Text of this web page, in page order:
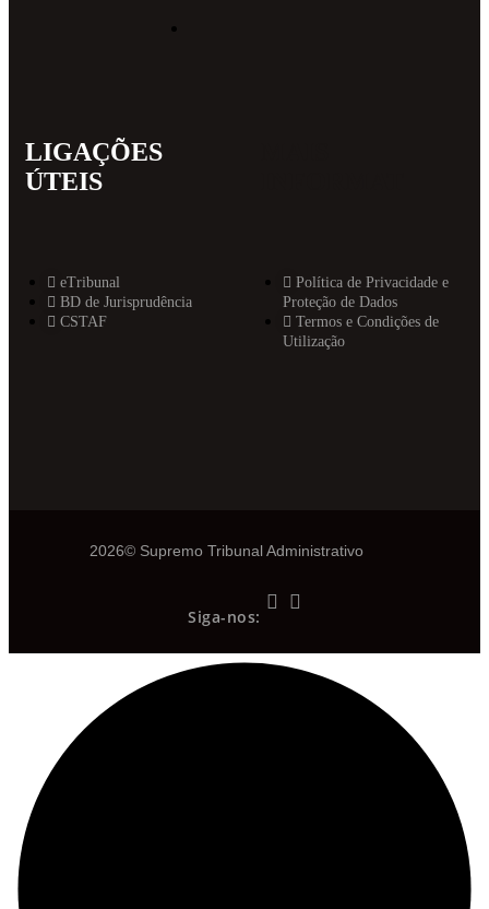
LIGAÇÕES
ÚTEIS
eTribunal
BD de Jurisprudência
CSTAF
Política de Privacidade e
Proteção de Dados
Termos e Condições de
Utilização
2026© Supremo Tribunal Administrativo
Siga-nos: